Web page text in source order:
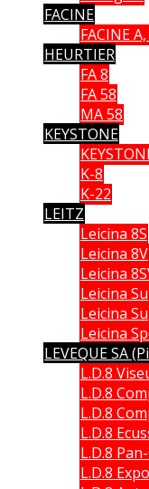
FACINE
FACINE
HEURTIER
FA 8
FA 58
MA 58
KEYSTONE
K-8
K-22
LEITZ
Leicina 8S
Leicina 8V
Leicina
Leicina
Leicina
Leicina
LEVEQUE SA
L.D.8
L.D.8
L.D.8
L.D.8
L.D.8
L.D.8